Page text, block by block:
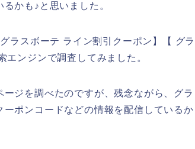
かも♪と思いました。
ラスボーテ ライン割引クーポン】【 グラ
ンジンで調査してみました。
ジを調べたのですが、残念ながら、グラ
ポンコードなどの情報を配信しているか